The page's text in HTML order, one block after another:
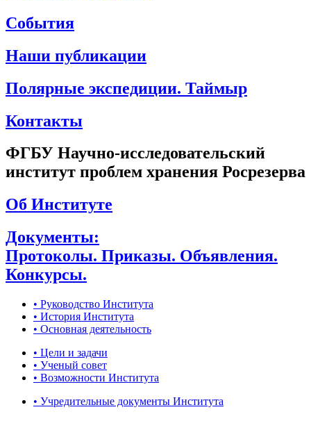
События
Наши публикации
Полярные экспедиции. Таймыр
Контакты
ФГБУ Научно-исследовательский
институт проблем хранения Росрезерва
Об Институте
Документы:
Протоколы. Приказы. Объявления.
Конкурсы.
• Руководство Института
• История Института
• Основная деятельность
• Цели и задачи
• Ученый совет
• Возможности Института
• Учредительные документы Института